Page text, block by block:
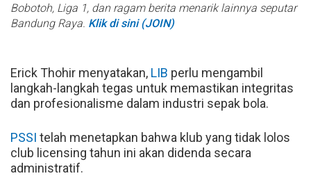
Bobotoh, Liga 1, dan ragam berita menarik lainnya seputar
Bandung Raya. Klik di sini (JOIN)
Erick Thohir menyatakan, LIB perlu mengambil
langkah-langkah tegas untuk memastikan integritas
dan profesionalisme dalam industri sepak bola.
PSSI telah menetapkan bahwa klub yang tidak lolos
club licensing tahun ini akan didenda secara
administratif.